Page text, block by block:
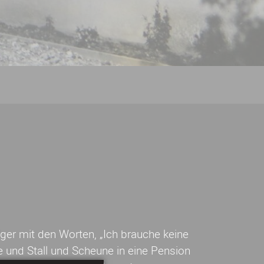
mit den Worten, „Ich brauche keine
Stall und Scheune in eine Pension